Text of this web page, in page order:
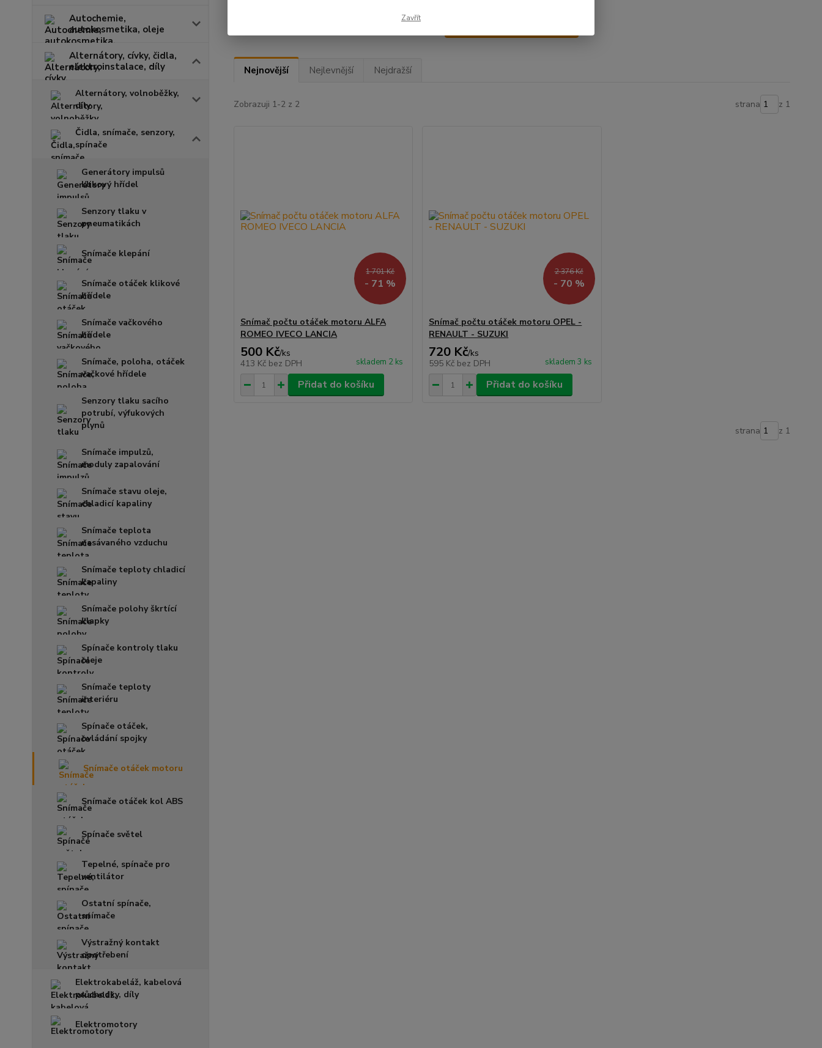
Autochemie,
autokosmetika, oleje
Alternátory, cívky, čidla,
elektroinstalace, díly
Alternátory, volnoběžky,
díly
Čidla, snímače, senzory,
spínače
Generátory impulsů
klikový hřídel
Senzory tlaku v
pneumatikách
Snímače klepání
Snímače otáček klikové
hřídele
Snímače vačkového
hřídele
Snímače, poloha, otáček
vačkové hřídele
Senzory tlaku sacího
potrubí, výfukových
plynů
Snímače impulzů,
moduly zapalování
Snímače stavu oleje,
chladicí kapaliny
Snímače teplota
nasávaného vzduchu
Snímače teploty chladicí
kapaliny
Snímače polohy škrtící
klapky
Spínače kontroly tlaku
oleje
Snímače teploty
interiéru
Spínače otáček,
ovládání spojky
Snímače otáček motoru
Snímače otáček kol ABS
Spínače světel
Tepelné, spínače pro
ventilátor
Ostatní spínače,
snímače
Výstražný kontakt
opotřebení
Elektrokabeláž, kabelová
průchodky, díly
Elektromotory
Nejnovější Nejlevnější Nejdražší
Zobrazuji 1-2 z 2 strana z 1
1 701 Kč
- 71 %
Snímač počtu otáček motoru ALFA
ROMEO IVECO LANCIA
500 Kč/ks
413 Kč bez DPH skladem 2 ks
Přidat do košíku
2 376 Kč
- 70 %
Snímač počtu otáček motoru OPEL -
RENAULT - SUZUKI
720 Kč/ks
595 Kč bez DPH skladem 3 ks
Přidat do košíku
strana z 1
Zavřít